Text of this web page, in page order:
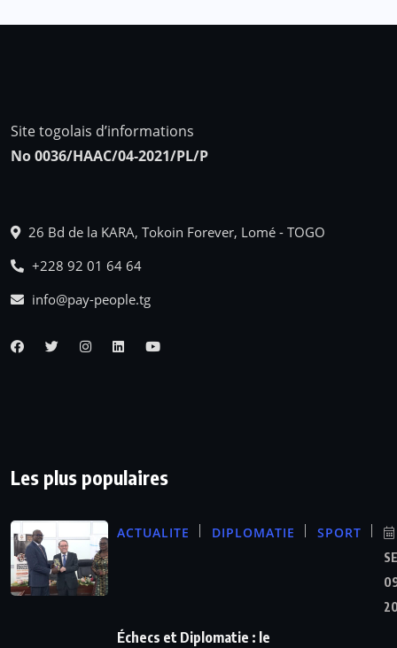
Site togolais d’informations
No 0036/HAAC/04-2021/PL/P
26 Bd de la KARA, Tokoin Forever, Lomé - TOGO
+228 92 01 64 64
info@pay-people.tg
Les plus populaires
ACTUALITE DIPLOMATIE SPORT
Échecs et Diplomatie : le